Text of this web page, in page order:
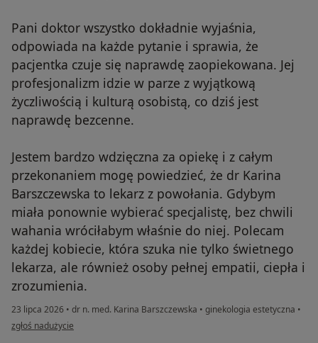
Pani doktor wszystko dokładnie wyjaśnia,
odpowiada na każde pytanie i sprawia, że
pacjentka czuje się naprawdę zaopiekowana. Jej
profesjonalizm idzie w parze z wyjątkową
życzliwością i kulturą osobistą, co dziś jest
naprawdę bezcenne.
Jestem bardzo wdzięczna za opiekę i z całym
przekonaniem mogę powiedzieć, że dr Karina
Barszczewska to lekarz z powołania. Gdybym
miała ponownie wybierać specjalistę, bez chwili
wahania wróciłabym właśnie do niej. Polecam
każdej kobiecie, która szuka nie tylko świetnego
lekarza, ale również osoby pełnej empatii, ciepła i
zrozumienia.
23 lipca 2026 • dr n. med. Karina Barszczewska • ginekologia estetyczna •
w opinii użytkownika KK
zgłoś nadużycie